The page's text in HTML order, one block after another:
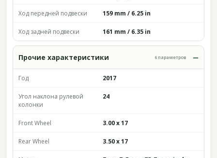
Ход передней подвески 159 mm / 6.25 in
Ход задней подвески 161 mm / 6.35 in
Прочие характеристики 6 параметров
Год 2017
Угол наклона рулевой
колонки
24
Front Wheel 3.00 x 17
Rear Wheel 3.50 x 17